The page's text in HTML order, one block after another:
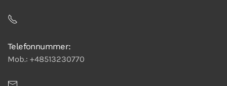
Telefonnummer:
Mob.: +48513230770